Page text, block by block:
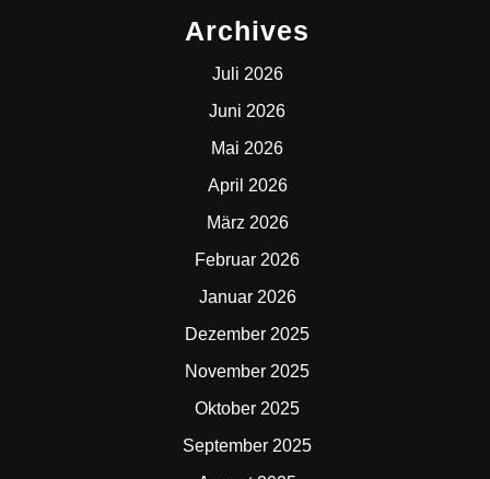
Archives
Juli 2026
Juni 2026
Mai 2026
April 2026
März 2026
Februar 2026
Januar 2026
Dezember 2025
November 2025
Oktober 2025
September 2025